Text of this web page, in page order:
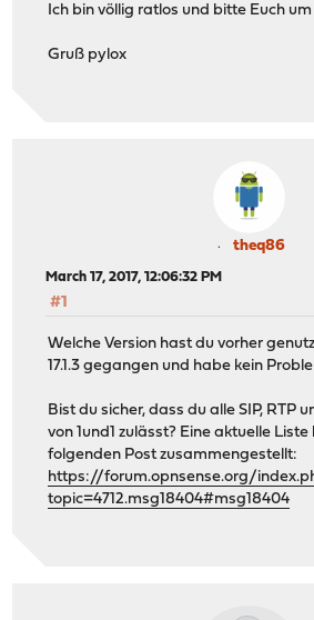
Ich bin völlig ratlos und bitte Euch
Gruß pylox
theq86
March 17, 2017, 12:06:32 PM
#1
Welche Version hast du vorher
17.1.3 gegangen und habe kein
Bist du sicher, dass du alle SIP, RTP
von 1und1 zulässt? Eine aktuelle
folgenden Post zusammengestellt:
https://forum.opnsense.org/
topic=4712.msg18404#msg18404